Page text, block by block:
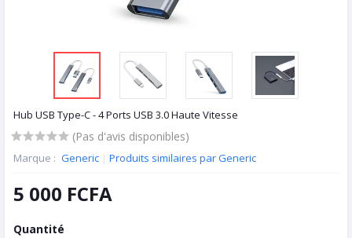
Hub USB Type-C - 4 Ports USB 3.0 Haute Vitesse
(Pas d'avis disponibles)
Marque : Generic | Produits similaires par Generic
5 000 FCFA
Quantité